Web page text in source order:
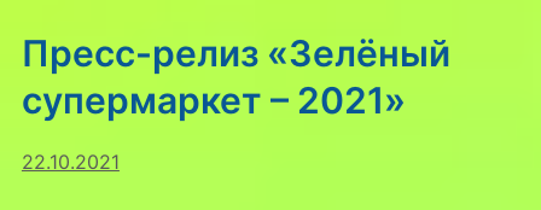
Пресс-релиз «Зелёный
супермаркет – 2021»
22.10.2021